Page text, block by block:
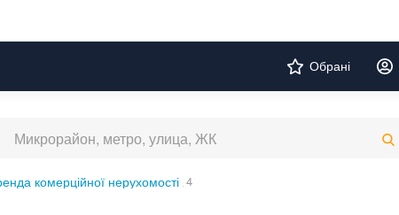
Обрані
комерційної нерухомості 4